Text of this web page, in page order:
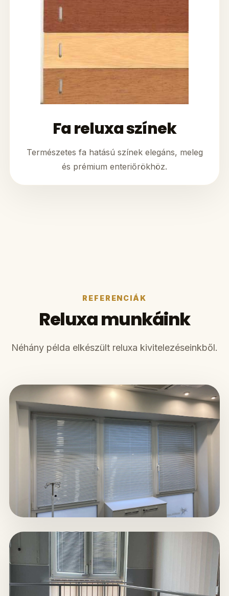
Fa reluxa színek
Természetes fa hatású színek elegáns, meleg
és prémium enteriőrökhöz.
REFERENCIÁK
Reluxa munkáink
Néhány példa elkészült reluxa kivitelezéseinkből.